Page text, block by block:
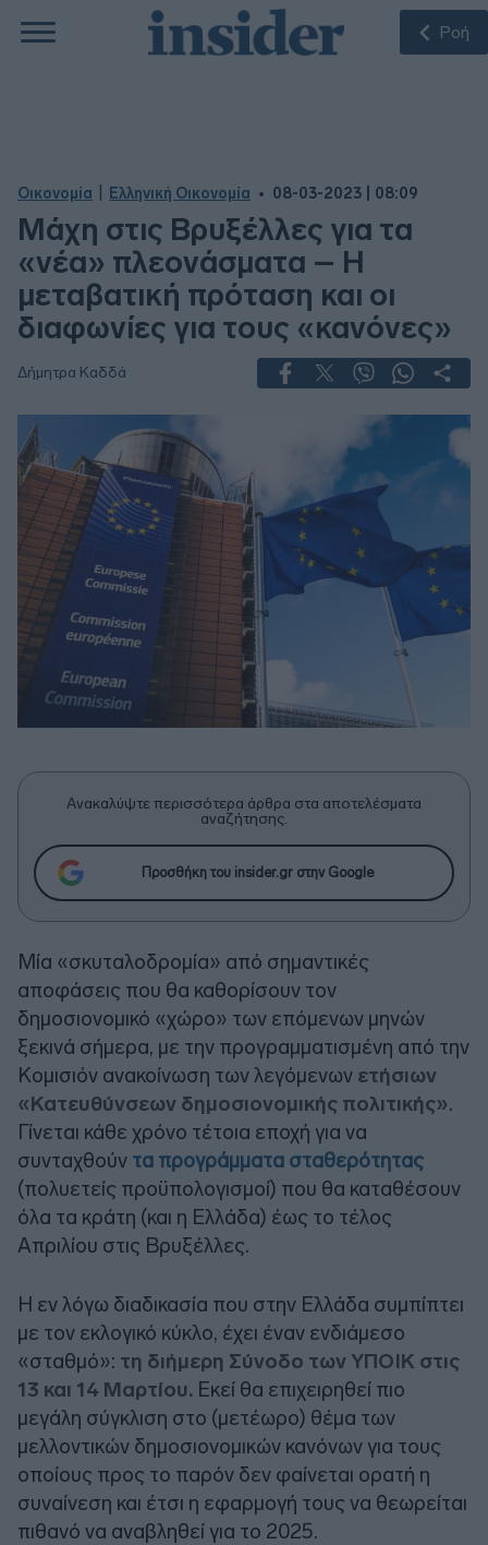
Ροή
Οικονομία Ελληνική Οικονομία 08-03-2023 | 08:09
Μάχη στις Βρυξέλλες για τα
«νέα» πλεονάσματα – Η
μεταβατική πρόταση και οι
διαφωνίες για τους «κανόνες»
Δήμητρα Καδδά
Ανακαλύψτε περισσότερα άρθρα στα αποτελέσματα
αναζήτησης.
Προσθήκη του insider.gr στην Google
Μία «σκυταλοδρομία» από σημαντικές
αποφάσεις που θα καθορίσουν τον
δημοσιονομικό «χώρο» των επόμενων μηνών
ξεκινά σήμερα, με την προγραμματισμένη από την
Κομισιόν ανακοίνωση των λεγόμενων ετήσιων
«Κατευθύνσεων δημοσιονομικής πολιτικής».
Γίνεται κάθε χρόνο τέτοια εποχή για να
συνταχθούν τα προγράμματα σταθερότητας
(πολυετείς προϋπολογισμοί) που θα καταθέσουν
όλα τα κράτη (και η Ελλάδα) έως το τέλος
Απριλίου στις Βρυξέλλες.
Η εν λόγω διαδικασία που στην Ελλάδα συμπίπτει
με τον εκλογικό κύκλο, έχει έναν ενδιάμεσο
«σταθμό»: τη διήμερη Σύνοδο των ΥΠΟΙΚ στις
13 και 14 Μαρτίου. Εκεί θα επιχειρηθεί πιο
μεγάλη σύγκλιση στο (μετέωρο) θέμα των
μελλοντικών δημοσιονομικών κανόνων για τους
οποίους προς το παρόν δεν φαίνεται ορατή η
συναίνεση και έτσι η εφαρμογή τους να θεωρείται
πιθανό να αναβληθεί για το 2025.